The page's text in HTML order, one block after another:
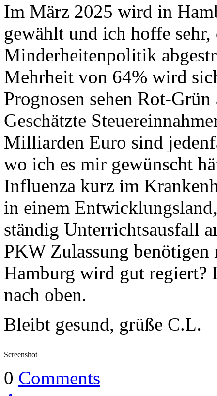
Im März 2025 wird in
gewählt und ich hoffe sehr,
Minderheitenpolitik
Mehrheit von 64% wird
Prognosen sehen Rot-
Geschätzte
Milliarden Euro sind
wo ich es mir gewünscht
Influenza kurz im
in einem
ständig Unterrichtsausfall
PKW Zulassung benötigen
Hamburg wird gut regiert?
nach oben.
Bleibt gesund, grüße C.L.
Screenshot
0 Comments